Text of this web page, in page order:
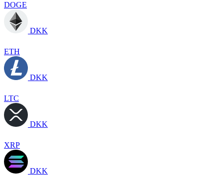
DOGE
DKK
ETH
DKK
LTC
DKK
XRP
DKK